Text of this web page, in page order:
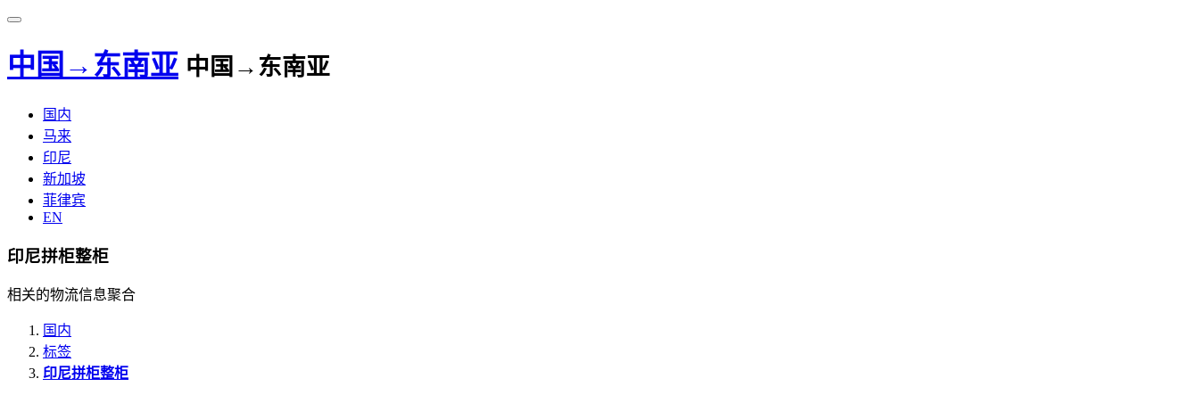
中国→东南亚 中国→东南亚
国内
马来
印尼
新加坡
菲律宾
EN
印尼拼柜整柜
相关的物流信息聚合
国内
标签
印尼拼柜整柜